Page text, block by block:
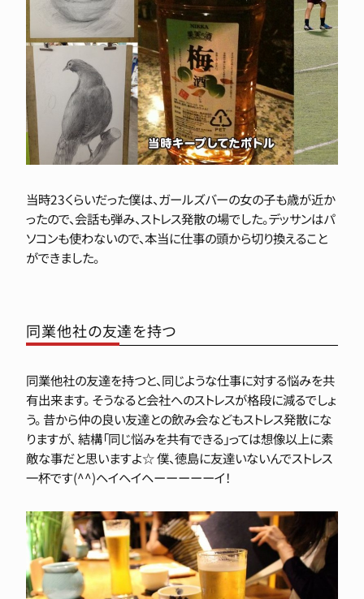
当時23くらいだった僕は、ガールズバーの女の子も歳が近か
ったので、会話も弾み、ストレス発散の場でした。デッサンはパ
ソコンも使わないので、本当に仕事の頭から切り換えること
ができました。
同業他社の友達を持つ
同業他社の友達を持つと、同じような仕事に対する悩みを共
有出来ます。 そうなると会社へのストレスが格段に減るでしょ
う。 昔から仲の良い友達との飲み会などもストレス発散にな
りますが、 結構「同じ悩みを共有できる」っては想像以上に素
敵な事だと思いますよ☆ 僕、徳島に友達いないんでストレス
一杯です(^^)ヘイヘイヘーーーーーイ！